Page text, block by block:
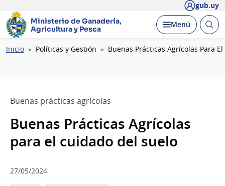
gub.uy
Ministerio de Ganadería,
Agricultura y Pesca
Desplegar
Menú Abrir
Ruta
Inicio Políticas y Gestión Buenas Prácticas Agrícolas Para
Buenas prácticas agrícolas
Buenas Prácticas Agrícolas
para el cuidado del suelo
27/05/2024